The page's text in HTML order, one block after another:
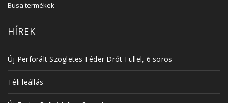
Busa termékek
HÍREK
Új Perforált Szögletes Féder Drót Füllel, 6 soros
Téli leállás